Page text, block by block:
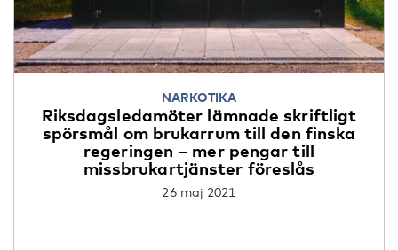
NARKOTIKA
Riksdagsledamöter lämnade skriftligt
spörsmål om brukarrum till den finska
regeringen – mer pengar till
missbrukartjänster föreslås
26 maj 2021